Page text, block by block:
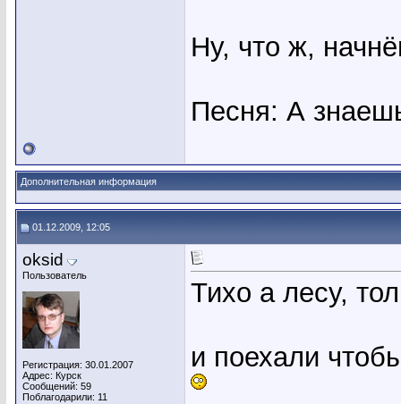
Ну, что ж,
Песня: А
Дополнительная информация
01.12.2009, 12:05
oksid
Пользователь
Регистрация: 30.01.2007
Адрес: Курск
Сообщений: 59
Поблагодарили: 11
Тихо а лесу,
и поехали